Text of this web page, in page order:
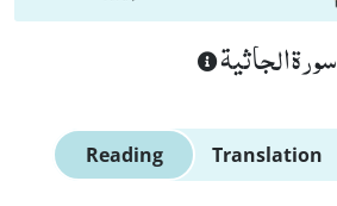
سورة الجاثية
Reading Translation